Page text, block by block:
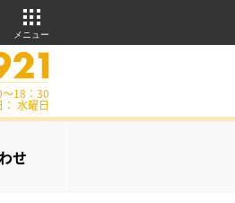
メニュー
18：30
： 水曜日
せ